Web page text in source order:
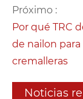
Próximo :
Por qué TRC
de nailon
cremalleras
Noticias